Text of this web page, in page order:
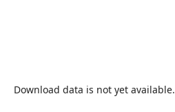
Download data is not yet available.